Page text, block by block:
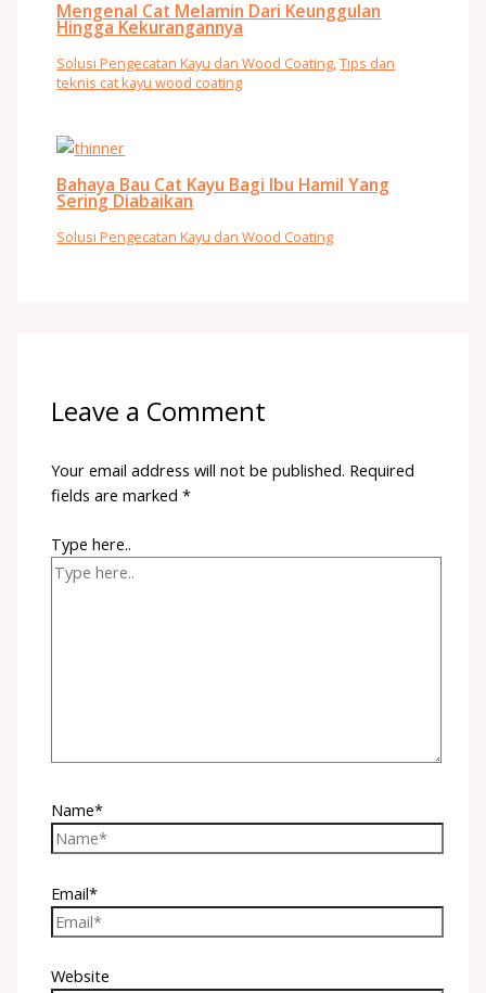
Mengenal Cat Melamin Dari Keunggulan
Hingga Kekurangannya
Solusi Pengecatan Kayu dan Wood Coating,Tips dan
teknis cat kayu wood coating
Bahaya Bau Cat Kayu Bagi Ibu Hamil Yang
Sering Diabaikan
Solusi Pengecatan Kayu dan Wood Coating
Leave a Comment
Your email address will not be published. Required
fields are marked*
Type here..
Name*
Email*
Website